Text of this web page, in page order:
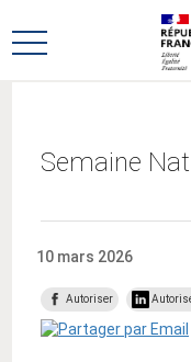
au
menu
au
contenu
Ouvrir
Semaine
10 mars 2026
Autoriser